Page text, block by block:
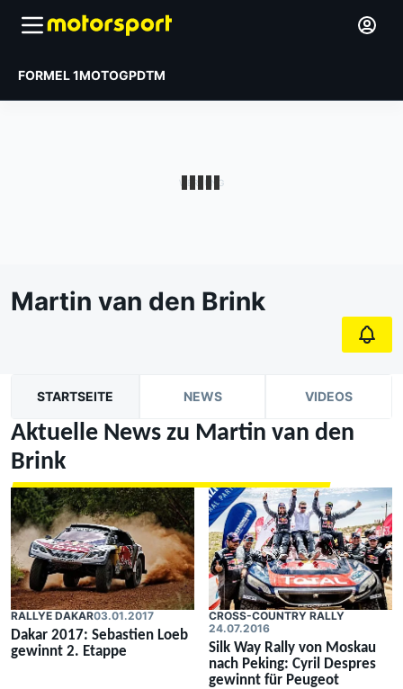
FORMEL 1MOTOGPDTM
Martin van den Brink
STARTSEITE NEWS VIDEOS
Aktuelle News zu Martin van den
Brink
RALLYE DAKAR03.01.2017
Dakar 2017: Sebastien Loeb
gewinnt 2. Etappe
CROSS-COUNTRY RALLY
24.07.2016
Silk Way Rally von Moskau
nach Peking: Cyril Despres
gewinnt für Peugeot